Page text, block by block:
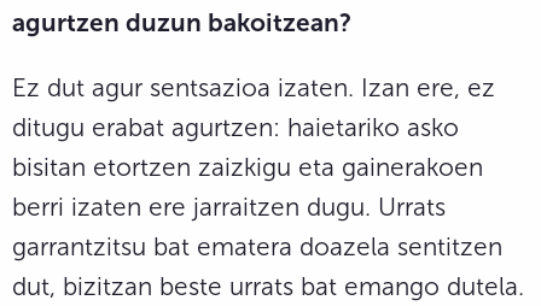
agurtzen duzun bakoitzean?
Ez dut agur sentsazioa izaten. Izan ere, ez
ditugu erabat agurtzen: haietariko asko
bisitan etortzen zaizkigu eta gainerakoen
berri izaten ere jarraitzen dugu. Urrats
garrantzitsu bat ematera doazela sentitzen
dut, bizitzan beste urrats bat emango dutela.